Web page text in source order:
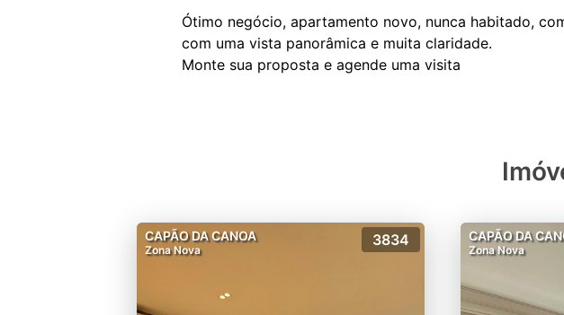
Ótimo negócio, apartamento novo, nunca habitado,
com uma vista panorâmica e muita claridade.
CAPÃO DA CANOA
Zona Nova
3834 CAPÃO DA
Zona Nova